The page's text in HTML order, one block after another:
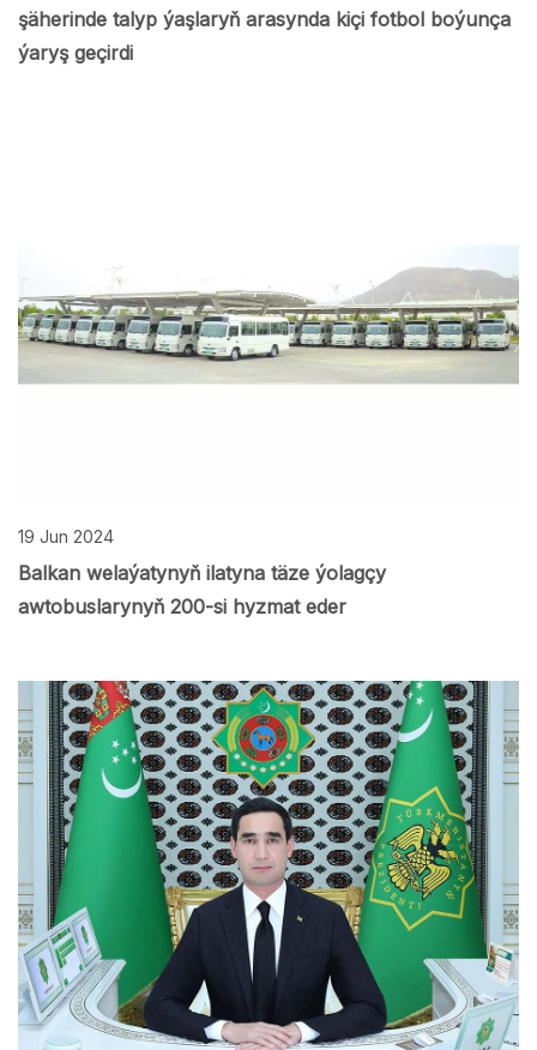
şäherinde talyp ýaşlaryň arasynda kiçi fotbol boýunça
ýaryş geçirdi
19 Jun 2024
Balkan welaýatynyň ilatyna täze ýolagçy
awtobuslarynyň 200-si hyzmat eder